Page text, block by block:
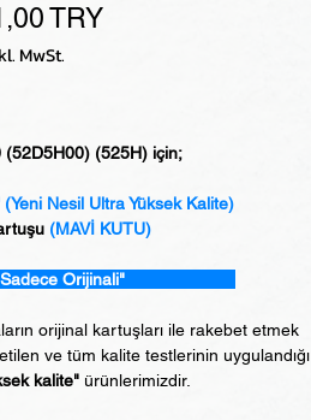
TRYPreis
MwSt.
(52D5H00) (525H) için;
(Yeni Nesil Ultra Yüksek Kalite)
(MAVİ KUTU)
Orijinali"
orijinal kartuşları ile rakebet etmek
ve tüm kalite testlerinin uygulandığı
kalite"ürünlerimizdir.